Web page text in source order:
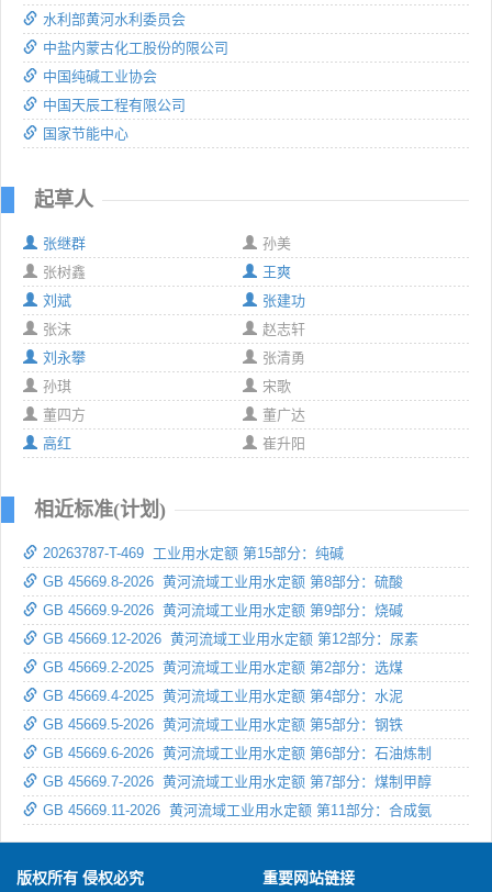
水利部黄河水利委员会
中盐内蒙古化工股份的限公司
中国纯碱工业协会
中国天辰工程有限公司
国家节能中心
起草人
张继群
孙美
张树鑫
王爽
刘斌
张建功
张沫
赵志轩
刘永攀
张清勇
孙琪
宋歌
董四方
董广达
高红
崔升阳
相近标准(计划)
20263787-T-469 工业用水定额 第15部分：纯碱
GB 45669.8-2026 黄河流域工业用水定额 第8部分：硫酸
GB 45669.9-2026 黄河流域工业用水定额 第9部分：烧碱
GB 45669.12-2026 黄河流域工业用水定额 第12部分：尿素
GB 45669.2-2025 黄河流域工业用水定额 第2部分：选煤
GB 45669.4-2025 黄河流域工业用水定额 第4部分：水泥
GB 45669.5-2026 黄河流域工业用水定额 第5部分：钢铁
GB 45669.6-2026 黄河流域工业用水定额 第6部分：石油炼制
GB 45669.7-2026 黄河流域工业用水定额 第7部分：煤制甲醇
GB 45669.11-2026 黄河流域工业用水定额 第11部分：合成氨
版权所有 侵权必究 重要网站链接